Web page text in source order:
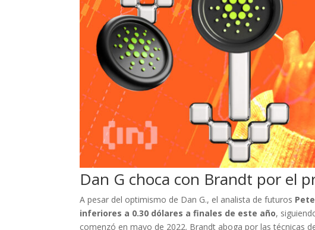
Dan G choca con Brandt por el
A pesar del optimismo de Dan G., el analista de futuros
inferiores a 0.30 dólares a finales de este año,
comenzó en mayo de 2022. Brandt aboga por las técnicas